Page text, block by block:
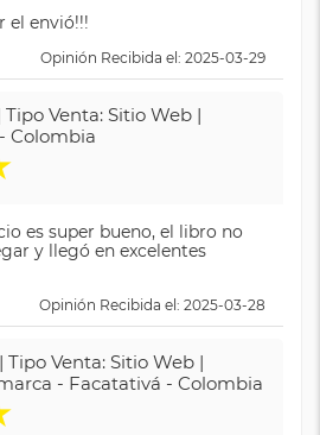
el envió!!!
Opinión Recibida el: 2025-03-29
Tipo Venta: Sitio Web |
Colombia
es super bueno, el libro no
y llegó en excelentes
Opinión Recibida el: 2025-03-28
| Tipo Venta: Sitio Web |
- Facatativá - Colombia